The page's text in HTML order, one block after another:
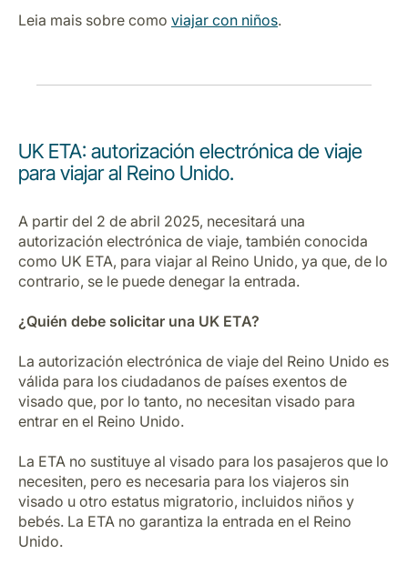
Leia mais sobre como viajar con niños.
UK ETA: autorización electrónica de viaje
para viajar al Reino Unido.
A partir del 2 de abril 2025, necesitará una
autorización electrónica de viaje, también conocida
como UK ETA, para viajar al Reino Unido, ya que, de lo
contrario, se le puede denegar la entrada.
¿Quién debe solicitar una UK ETA?
La autorización electrónica de viaje del Reino Unido es
válida para los ciudadanos de países exentos de
visado que, por lo tanto, no necesitan visado para
entrar en el Reino Unido.
La ETA no sustituye al visado para los pasajeros que lo
necesiten, pero es necesaria para los viajeros sin
visado u otro estatus migratorio, incluidos niños y
bebés. La ETA no garantiza la entrada en el Reino
Unido.